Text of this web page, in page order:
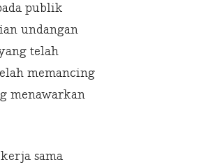
publik
undangan
telah
memancing
menawarkan
sama